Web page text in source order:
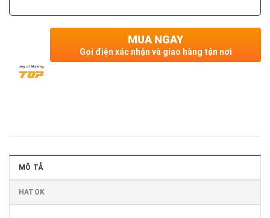
MUA NGAY
Gọi điện xác nhận và giao hàng tận nơi
MÔ TẢ
HATOK